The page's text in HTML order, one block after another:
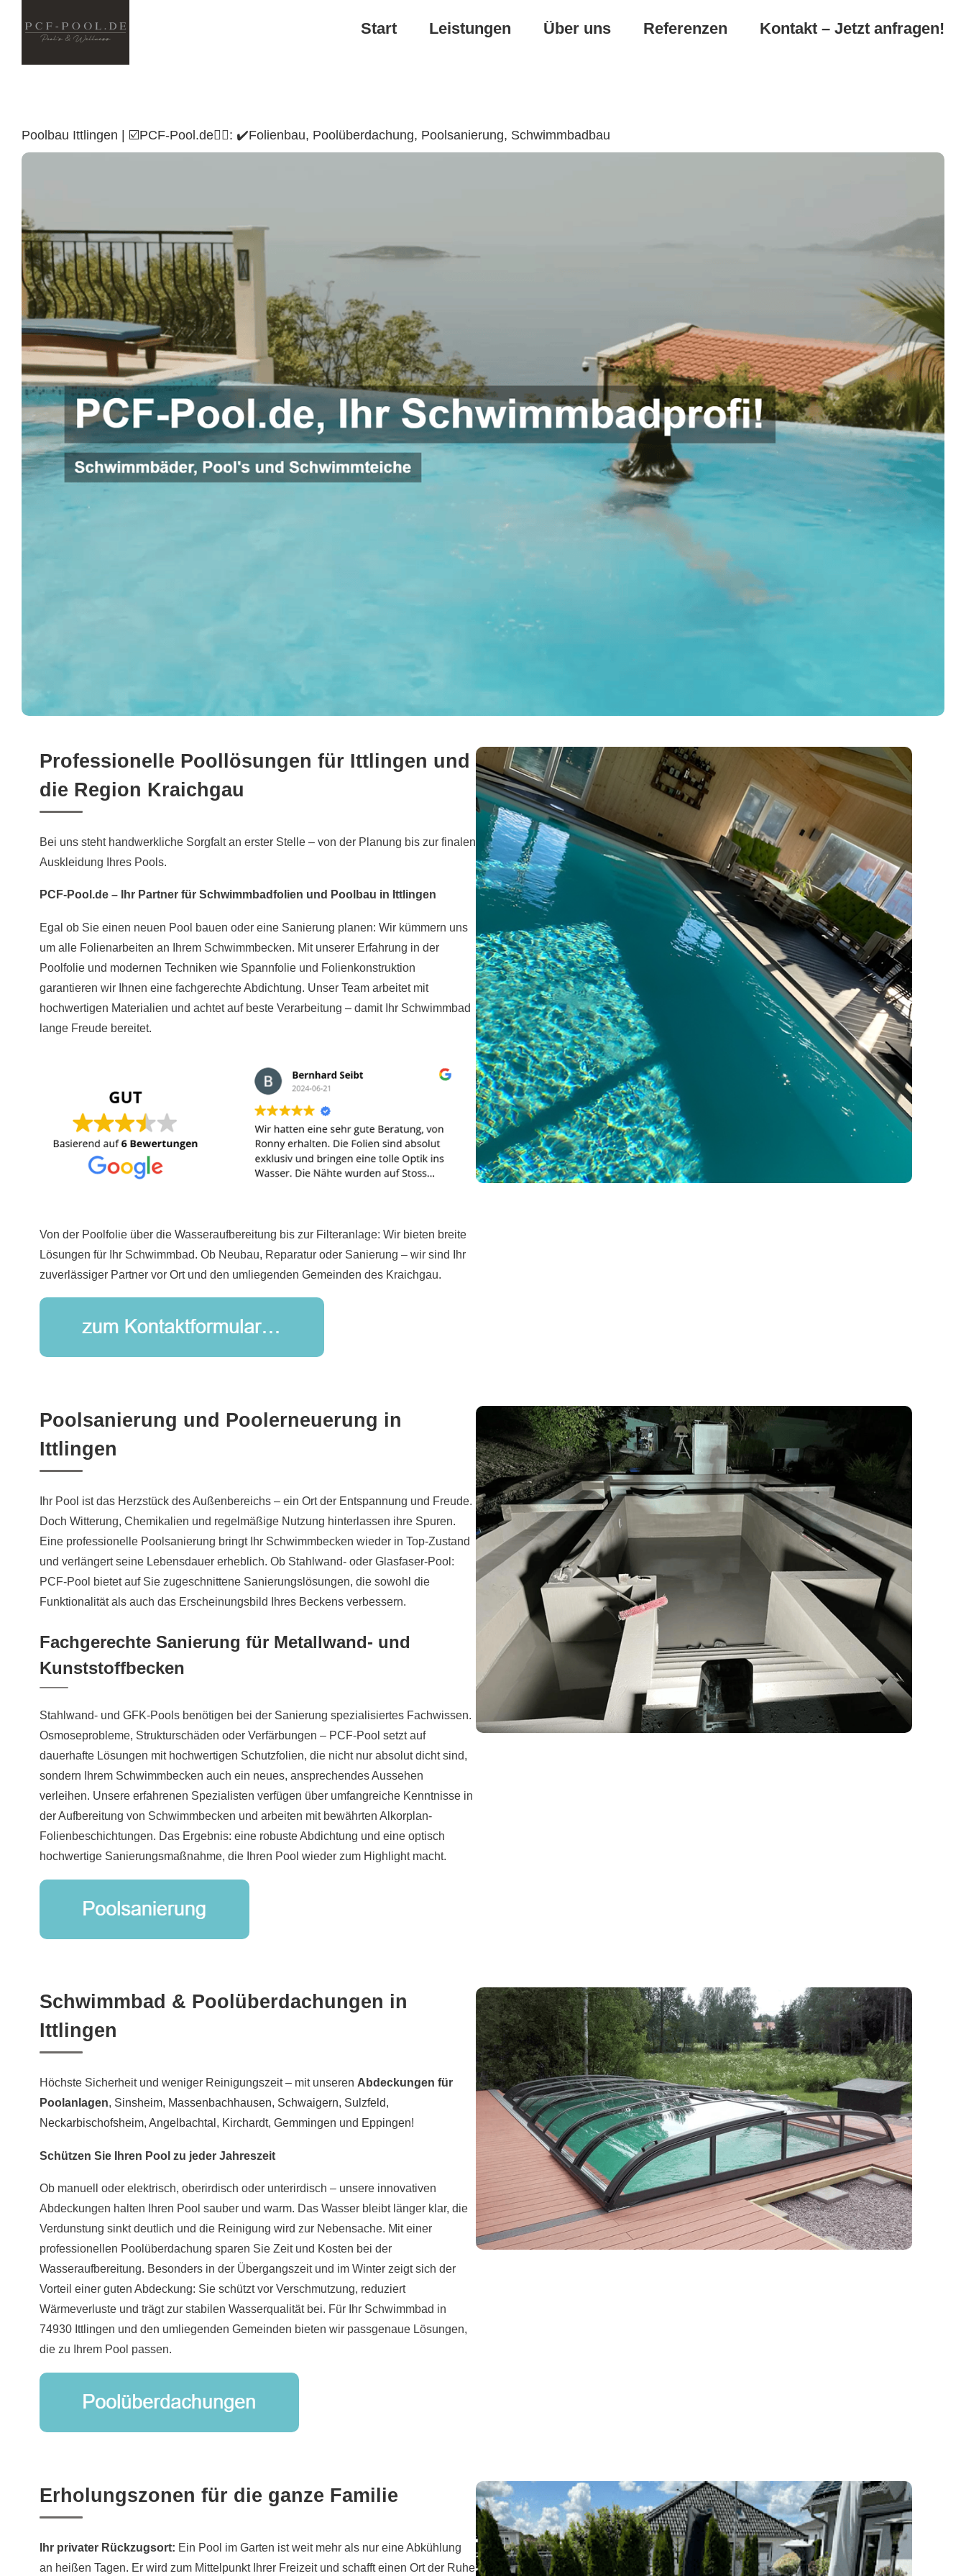
Start Leistungen Über uns Referenzen Kontakt – Jetzt anfragen!
Poolbau Ittlingen | ☑️PCF-Pool.de🏊🏼: ✔️Folienbau, Poolüberdachung, Poolsanierung, Schwimmbadbau
Professionelle Poollösungen für Ittlingen und
die Region Kraichgau
Bei uns steht handwerkliche Sorgfalt an erster Stelle – von der Planung bis zur finalen
Auskleidung Ihres Pools.
PCF-Pool.de – Ihr Partner für Schwimmbadfolien und Poolbau in Ittlingen
Egal ob Sie einen neuen Pool bauen oder eine Sanierung planen: Wir kümmern uns
um alle Folienarbeiten an Ihrem Schwimmbecken. Mit unserer Erfahrung in der
Poolfolie und modernen Techniken wie Spannfolie und Folienkonstruktion
garantieren wir Ihnen eine fachgerechte Abdichtung. Unser Team arbeitet mit
hochwertigen Materialien und achtet auf beste Verarbeitung – damit Ihr Schwimmbad
lange Freude bereitet.
Von der Poolfolie über die Wasseraufbereitung bis zur Filteranlage: Wir bieten breite
Lösungen für Ihr Schwimmbad. Ob Neubau, Reparatur oder Sanierung – wir sind Ihr
zuverlässiger Partner vor Ort und den umliegenden Gemeinden des Kraichgau.
Poolsanierung und Poolerneuerung in
Ittlingen
Ihr Pool ist das Herzstück des Außenbereichs – ein Ort der Entspannung und Freude.
Doch Witterung, Chemikalien und regelmäßige Nutzung hinterlassen ihre Spuren.
Eine professionelle Poolsanierung bringt Ihr Schwimmbecken wieder in Top-Zustand
und verlängert seine Lebensdauer erheblich. Ob Stahlwand- oder Glasfaser-Pool:
PCF-Pool bietet auf Sie zugeschnittene Sanierungslösungen, die sowohl die
Funktionalität als auch das Erscheinungsbild Ihres Beckens verbessern.
Fachgerechte Sanierung für Metallwand- und
Kunststoffbecken
Stahlwand- und GFK-Pools benötigen bei der Sanierung spezialisiertes Fachwissen.
Osmoseprobleme, Strukturschäden oder Verfärbungen – PCF-Pool setzt auf
dauerhafte Lösungen mit hochwertigen Schutzfolien, die nicht nur absolut dicht sind,
sondern Ihrem Schwimmbecken auch ein neues, ansprechendes Aussehen
verleihen. Unsere erfahrenen Spezialisten verfügen über umfangreiche Kenntnisse in
der Aufbereitung von Schwimmbecken und arbeiten mit bewährten Alkorplan-
Folienbeschichtungen. Das Ergebnis: eine robuste Abdichtung und eine optisch
hochwertige Sanierungsmaßnahme, die Ihren Pool wieder zum Highlight macht.
Schwimmbad & Poolüberdachungen in
Ittlingen
Höchste Sicherheit und weniger Reinigungszeit – mit unseren Abdeckungen für
Poolanlagen, Sinsheim, Massenbachhausen, Schwaigern, Sulzfeld,
Neckarbischofsheim, Angelbachtal , Kirchardt, Gemmingen und Eppingen!
Schützen Sie Ihren Pool zu jeder Jahreszeit
Ob manuell oder elektrisch, oberirdisch oder unterirdisch – unsere innovativen
Abdeckungen halten Ihren Pool sauber und warm. Das Wasser bleibt länger klar, die
Verdunstung sinkt deutlich und die Reinigung wird zur Nebensache. Mit einer
professionellen Poolüberdachung sparen Sie Zeit und Kosten bei der
Wasseraufbereitung. Besonders in der Übergangszeit und im Winter zeigt sich der
Vorteil einer guten Abdeckung: Sie schützt vor Verschmutzung, reduziert
Wärmeverluste und trägt zur stabilen Wasserqualität bei. Für Ihr Schwimmbad in
74930 Ittlingen und den umliegenden Gemeinden bieten wir passgenaue Lösungen,
die zu Ihrem Pool passen.
Erholungszonen für die ganze Familie
Ihr privater Rückzugsort: Ein Pool im Garten ist weit mehr als nur eine Abkühlung
an heißen Tagen. Er wird zum Mittelpunkt Ihrer Freizeit und schafft einen Ort der Ruhe